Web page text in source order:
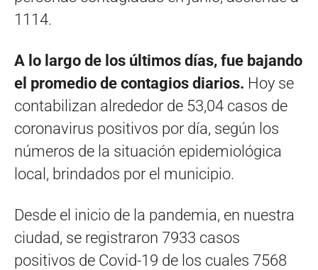
1114.
A lo largo de los últimos días, fue bajando
el promedio de contagios diarios. Hoy se
contabilizan alrededor de 53,04 casos de
coronavirus positivos por día, según los
números de la situación epidemiológica
local, brindados por el municipio.
Desde el inicio de la pandemia, en nuestra
ciudad, se registraron 7933 casos
positivos de Covid-19 de los cuales 7568